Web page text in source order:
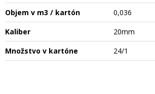
Objem v m3 / kartón
0,036
Kaliber
20mm
Množstvo v kartóne
24/1